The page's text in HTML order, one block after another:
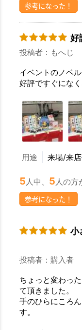
参考になった！
好
投稿者：もへじ
イベントのノベ
好評ですぐにな
用途 来場/来
5 人中、 5 人の方
参考になった！
小
投稿者：購入者
ちょっと変わっ
て頂きました。
手のひらにころ
す。